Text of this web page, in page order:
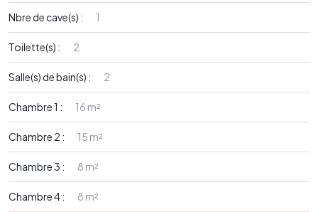
Nbre de cave(s) : 1
Toilette(s) : 2
Salle(s) de bain(s) : 2
Chambre 1 : 16 m²
Chambre 2 : 15 m²
Chambre 3 : 8 m²
Chambre 4 : 8 m²